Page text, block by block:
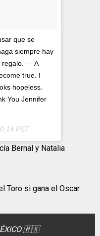
que se
siempre hay
regalo. — A
true. I
hopeless.
You Jennifer
PST
Bernal y Natalia
Toro si gana el Oscar.
🇲🇽